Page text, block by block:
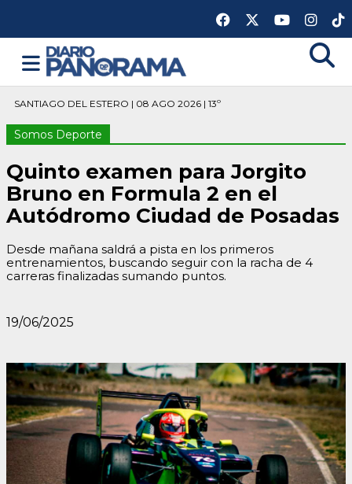
SANTIAGO DEL ESTERO | 08 AGO 2026 | 13º
Somos Deporte
Quinto examen para Jorgito
Bruno en Formula 2 en el
Autódromo Ciudad de Posadas
Desde mañana saldrá a pista en los primeros
entrenamientos, buscando seguir con la racha de 4
carreras finalizadas sumando puntos.
19/06/2025